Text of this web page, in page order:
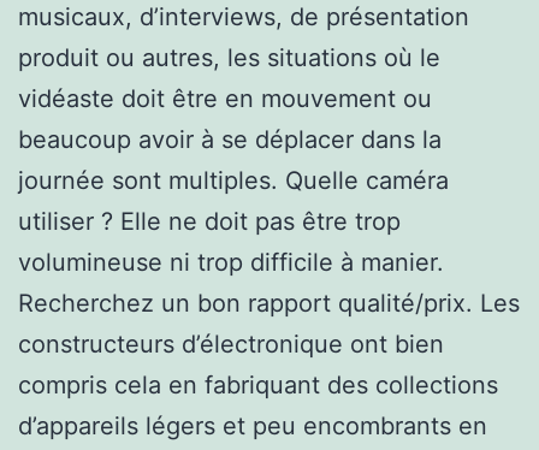
musicaux, d’interviews, de présentation
produit ou autres, les situations où le
vidéaste doit être en mouvement ou
beaucoup avoir à se déplacer dans la
journée sont multiples. Quelle caméra
utiliser ? Elle ne doit pas être trop
volumineuse ni trop difficile à manier.
Recherchez un bon rapport qualité/prix. Les
constructeurs d’électronique ont bien
compris cela en fabriquant des collections
d’appareils légers et peu encombrants en